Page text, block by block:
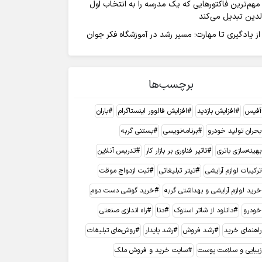
مهم‌ترین فاکتورهایی که یک مدرسه را به انتخاب اول
تبدیل می‌کند
از یادگیری تا مهارت؛ مسیر رشد در آموزشگاه فکر جوان
برچسب‌ها
آفیس افزایش بازدید افزایش فالوور اینستاگرام
باران
بحران تولید خودرو
برنامه‌نویسی
بستنی گربه
بهینه‌سازی باتری
تاثیر فناوری بر بازار کار
تدریس آنلاین
ترکیبات لوازم آرایشی
تیتر تبلیغاتی
ثبت ازدواج موقت
خرید لوازم آرایشی و بهداشتی گربه
خرید گوشی دست دوم
خودرو
دانلود از شاتر استوک دنا
راه اندازی صنعتی
راهنمای خرید
رشد فروش رشد پایدار
روش‌های تبلیغات
زیبایی و سلامت پوست
سایت خرید و فروش ملک